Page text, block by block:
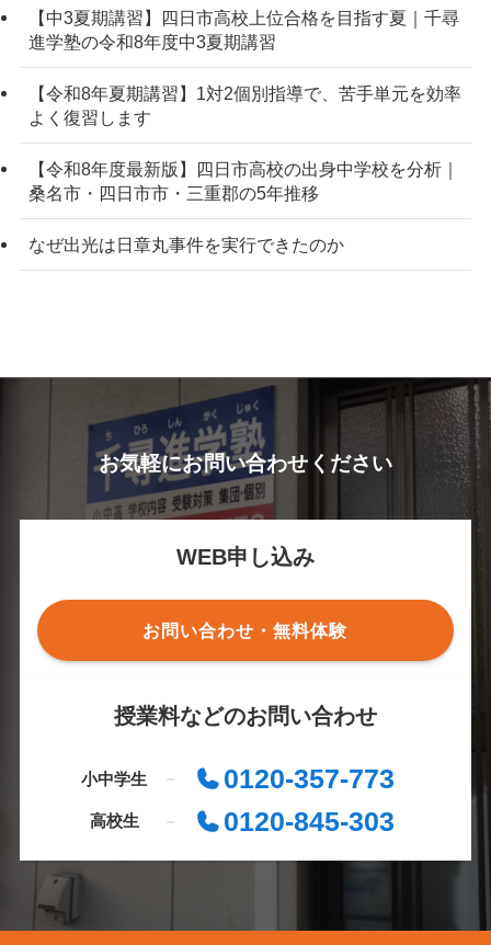
【中3夏期講習】四日市高校上位合格を目指す夏｜千尋
進学塾の令和8年度中3夏期講習
【令和8年夏期講習】1対2個別指導で、苦手単元を効率
よく復習します
【令和8年度最新版】四日市高校の出身中学校を分析｜
桑名市・四日市市・三重郡の5年推移
なぜ出光は日章丸事件を実行できたのか
お気軽にお問い合わせください
WEB申し込み
お問い合わせ・無料体験
授業料などのお問い合わせ
小中学生 0120-357-773
高校生 0120-845-303